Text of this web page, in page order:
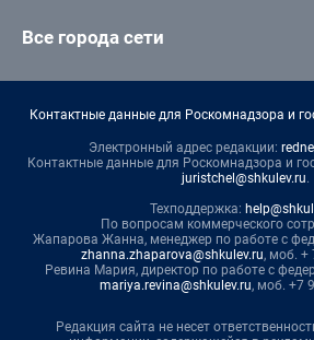
Все города сети
Контактные данные для Роскомнадзора и
Электронный адрес редакции:
Контактные данные для Роскомнадзора и
juristchel@shkulev.ru.
Техподдержка:
По вопросам коммерческого
Жапарова Жанна, менеджер по работе с
zhanna.zhaparova@shkulev.ru, моб. +
Ревина Мария, директор по работе с
mariya.revina@shkulev.ru, моб. +7
Редакция сайта не несет